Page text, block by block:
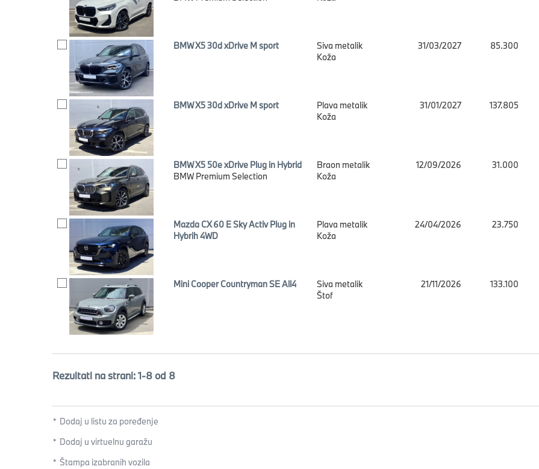
BMW X5 30d xDrive M sport
Siva metalik
Koža
31/03/2027 85.300
BMW X5 30d xDrive M sport
Plava metalik
Koža
31/01/2027 137.805
BMW X5 50e xDrive Plug in Hybrid
BMW Premium Selection
Braon metalik
Koža
12/09/2026 31.000
Mazda CX 60 E Sky Activ Plug in
Hybrih 4WD
Plava metalik
Koža
24/04/2026 23.750
Mini Cooper Countryman SE All4
Siva metalik
Štof
21/11/2026 133.100
Rezultati na strani: 1-8 od 8
Dodaj u listu za poređenje
Dodaj u virtuelnu garažu
Štampa izabranih vozila